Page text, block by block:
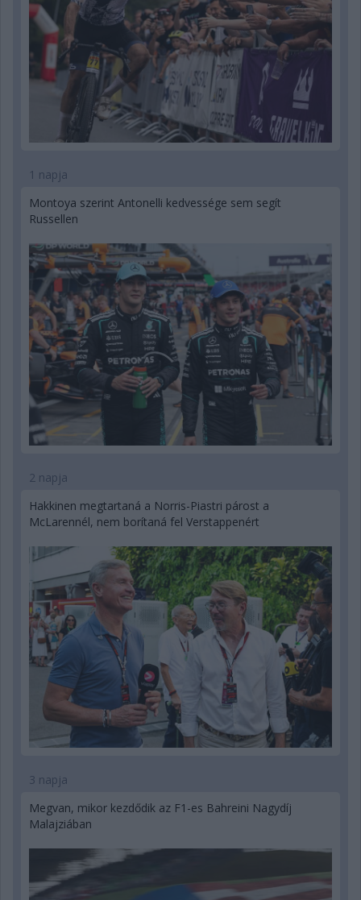
1 napja
Montoya szerint Antonelli kedvessége sem segít
Russellen
2 napja
Hakkinen megtartaná a Norris-Piastri párost a
McLarennél, nem borítaná fel Verstappenért
3 napja
Megvan, mikor kezdődik az F1-es Bahreini Nagydíj
Malajziában